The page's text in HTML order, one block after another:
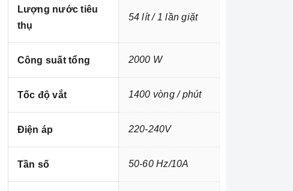
Lượng nước tiêu
thụ
54 lít / 1 lần giặt
Công suất tổng 2000 W
Tốc độ vắt 1400 vòng / phút
Điện áp 220-240V
Tần số 50-60 Hz/10A